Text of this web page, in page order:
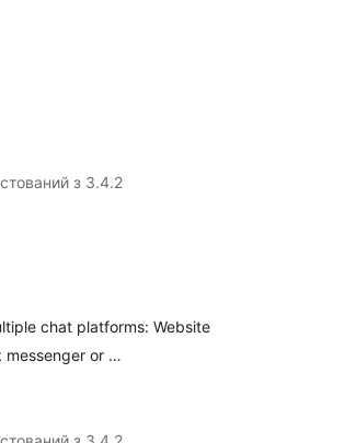
з 3.4.2
chat platforms: Website
messenger or …